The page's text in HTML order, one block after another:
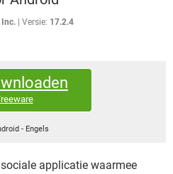
SNAPCHAT
GAMES
CORONAVIRUS
SNAPCHAT
WINDOWS 10
CORONAVIRUS
SNAPCHAT
GAMES
SNAPCHAT
Inc. Versie: 17.2.4
- Engels
applicatie waarmee